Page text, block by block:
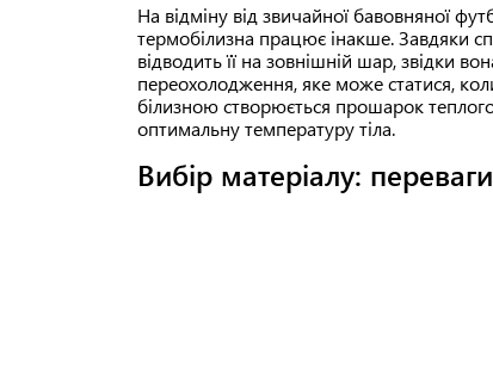
На відміну від звичайної бавовняної
термобілизна працює інакше. Завдяки
відводить її на зовнішній шар, звідки
переохолодження, яке може статися,
білизною створюється прошарок
оптимальну температуру тіла.
Вибір матеріалу: